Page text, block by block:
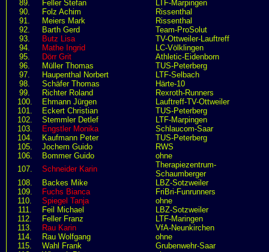
89. Feller Stefan
LTF-Marpingen
90.
Folz Achim
Rissenthal
91.
Meiers Mark
Rissenthal
92.
Barth Gerd
Team-ProSolut
93.
Butz Lisa
TV-Ottweiler-Lauftreff
94.
Mathe Ingrid
LC-Völklingen
95.
Dörr Grit
Athletic-Eidenborn
96.
Müller Thomas
TUS-Peterberg
97.
Haupenthal Norbert
LTF-Selbach
98.
Schäfer Thomas
Härte-10
99.
Richter Roland
Rexroth-Runners
100.
Ehmann Jürgen
Lauftreff-TV-Ottweiler
101.
Eckert Christian
TUS-Peterberg
102.
Stemmler Detlef
LTF-Marpingen
103.
Engstler Monika
Schlaucom-Saar
104.
Kaufmann Peter
TUS-Peterberg
105.
Jochem Guido
RWS
106.
Bommer Guido
ohne
107.
Schneider Karin
Therapiezentrum-
Schaumberger
108.
Backes Mike
LBZ-Sotzweiler
109.
Fuchs Bianca
FriBri-Funrunners
110.
Spiegel Tanja
ohne
111.
Feil Michael
LBZ-Sotzweiler
112.
Feller Franz
LTF-Maringen
113.
Rau Karin
VfA-Neunkirchen
114.
Rau Wolfgang
ohne
115.
Wahl Frank
Grubenwehr-Saar